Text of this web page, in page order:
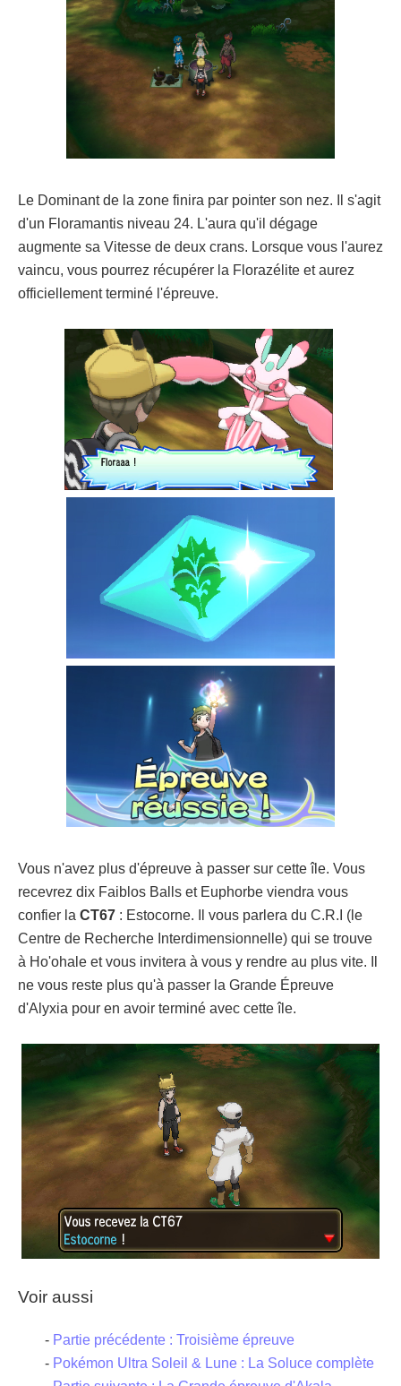
Le Dominant de la zone finira par pointer son nez. Il s'agit
d'un Floramantis niveau 24. L'aura qu'il dégage
augmente sa Vitesse de deux crans. Lorsque vous l'aurez
vaincu, vous pourrez récupérer la Florazélite et aurez
officiellement terminé l'épreuve.
Vous n'avez plus d'épreuve à passer sur cette île. Vous
recevrez dix Faiblos Balls et Euphorbe viendra vous
confier la CT67 : Estocorne. Il vous parlera du C.R.I (le
Centre de Recherche Interdimensionnelle) qui se trouve
à Ho'ohale et vous invitera à vous y rendre au plus vite. Il
ne vous reste plus qu'à passer la Grande Épreuve
d'Alyxia pour en avoir terminé avec cette île.
Voir aussi
- Partie précédente : Troisième épreuve
- Pokémon Ultra Soleil & Lune : La Soluce complète